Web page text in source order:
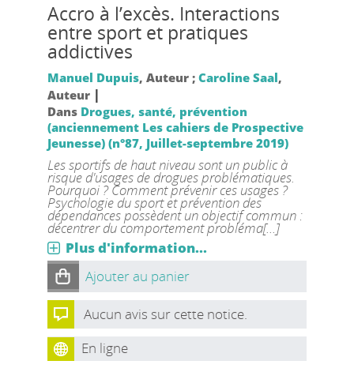
Accro à l’excès. Interactions
entre sport et pratiques
addictives
Manuel Dupuis, Auteur ; Caroline Saal,
Auteur |
Dans Drogues, santé, prévention
(anciennement Les cahiers de Prospective
Jeunesse) (n°87, Juillet-septembre 2019)
Les sportifs de haut niveau sont un public à
risque d'usages de drogues problématiques.
Pourquoi ? Comment prévenir ces usages ?
Psychologie du sport et prévention des
dépendances possèdent un objectif commun :
décentrer du comportement probléma[...]
Plus d'information...
Ajouter au panier
Aucun avis sur cette notice.
En ligne